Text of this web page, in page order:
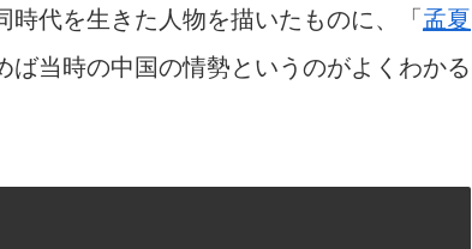
代を生きた人物を描いたものに、「 孟夏
ば当時の中国の情勢というのがよくわかる